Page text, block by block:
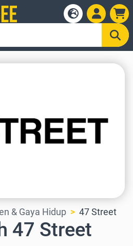
& Gaya Hidup 47 Street
47 Street